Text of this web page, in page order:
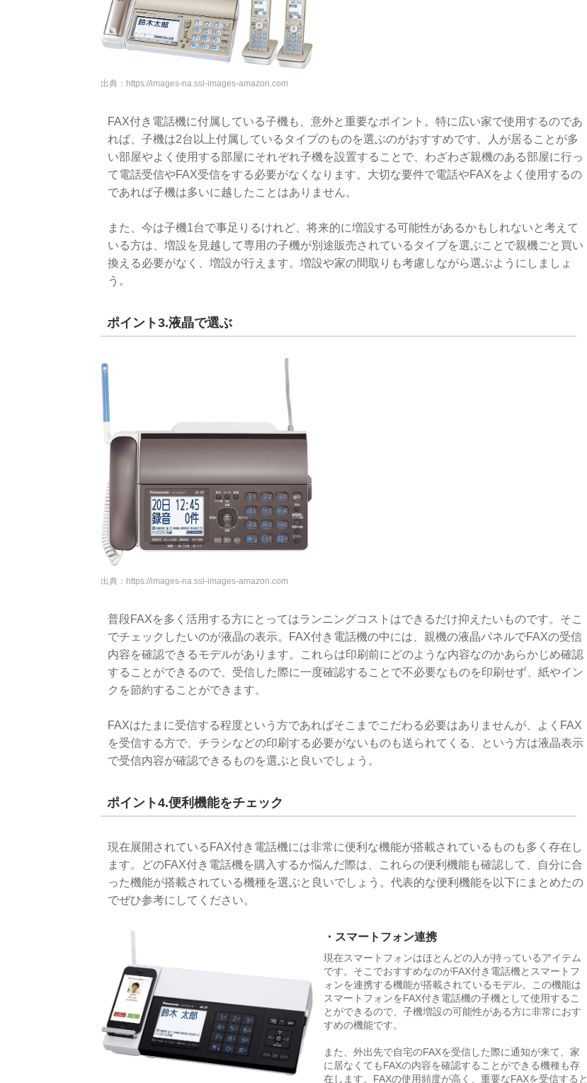
出典： https://images-na.ssl-images-amazon.com
FAX付き電話機に付属している子機も、意外と重要なポイント。特に広い家で使用するのであ
れば、子機は2台以上付属しているタイプのものを選ぶのがおすすめです。人が居ることが多
い部屋やよく使用する部屋にそれぞれ子機を設置することで、わざわざ親機のある部屋に行っ
て電話受信やFAX受信をする必要がなくなります。大切な要件で電話やFAXをよく使用するの
であれば子機は多いに越したことはありません。
また、今は子機1台で事足りるけれど、将来的に増設する可能性があるかもしれないと考えて
いる方は、増設を見越して専用の子機が別途販売されているタイプを選ぶことで親機ごと買い
換える必要がなく、増設が行えます。増設や家の間取りも考慮しながら選ぶようにしましょ
う。
ポイント3.液晶で選ぶ
出典： https://images-na.ssl-images-amazon.com
普段FAXを多く活用する方にとってはランニングコストはできるだけ抑えたいものです。そこ
でチェックしたいのが液晶の表示。FAX付き電話機の中には、親機の液晶パネルでFAXの受信
内容を確認できるモデルがあります。これらは印刷前にどのような内容なのかあらかじめ確認
することができるので、受信した際に一度確認することで不必要なものを印刷せず、紙やイン
クを節約することができます。
FAXはたまに受信する程度という方であればそこまでこだわる必要はありませんが、よくFAX
を受信する方で、チラシなどの印刷する必要がないものも送られてくる、という方は液晶表示
で受信内容が確認できるものを選ぶと良いでしょう。
ポイント4.便利機能をチェック
現在展開されているFAX付き電話機には非常に便利な機能が搭載されているものも多く存在し
ます。どのFAX付き電話機を購入するか悩んだ際は、これらの便利機能も確認して、自分に合
った機能が搭載されている機種を選ぶと良いでしょう。代表的な便利機能を以下にまとめたの
でぜひ参考にしてください。
・スマートフォン連携
現在スマートフォンはほとんどの人が持っているアイテム
です。そこでおすすめなのがFAX付き電話機とスマートフ
ォンを連携する機能が搭載されているモデル。この機能は
スマートフォンをFAX付き電話機の子機として使用するこ
とができるので、子機増設の可能性がある方に非常におす
すめの機能です。
また、外出先で自宅のFAXを受信した際に通知が来て、家
に居なくてもFAXの内容を確認することができる機種も存
在します。FAXの使用頻度が高く、重要なFAXを受信すると